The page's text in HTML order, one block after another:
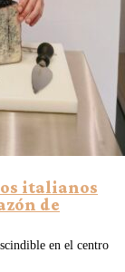
italianos
de
en el centro